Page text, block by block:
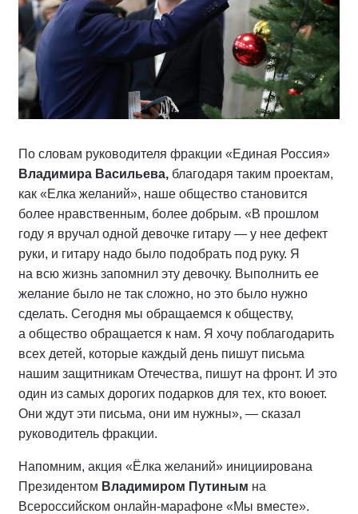
По словам руководителя фракции «Единая Россия»
Владимира Васильева, благодаря таким проектам,
как «Елка желаний», наше общество становится
более нравственным, более добрым. «В прошлом
году я вручал одной девочке гитару — у нее дефект
руки, и гитару надо было подобрать под руку. Я
на всю жизнь запомнил эту девочку. Выполнить ее
желание было не так сложно, но это было нужно
сделать. Сегодня мы обращаемся к обществу,
а общество обращается к нам. Я хочу поблагодарить
всех детей, которые каждый день пишут письма
нашим защитникам Отечества, пишут на фронт. И это
один из самых дорогих подарков для тех, кто воюет.
Они ждут эти письма, они им нужны», — сказал
руководитель фракции.
Напомним, акция «Ёлка желаний» инициирована
Президентом Владимиром Путиным на
Всероссийском онлайн-марафоне «Мы вместе».